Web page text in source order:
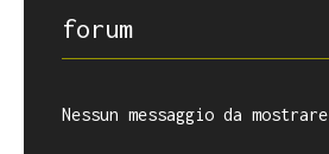
forum
Nessun messaggio da